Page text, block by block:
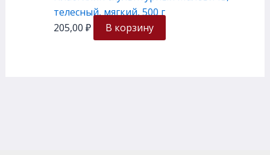
телесный, мягкий, 500 г
205,00 ₽ В корзину